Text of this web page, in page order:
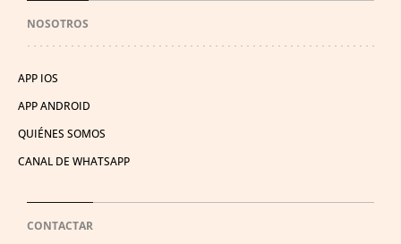
NOSOTROS
APP IOS
APP ANDROID
QUIÉNES SOMOS
CANAL DE WHATSAPP
CONTACTAR